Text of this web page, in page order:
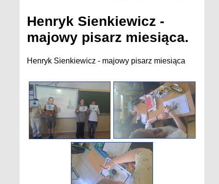
Henryk Sienkiewicz -
majowy pisarz miesiąca.
Henryk Sienkiewicz - majowy pisarz miesiąca